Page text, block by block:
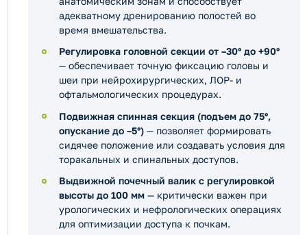
адекватному дренированию полостей во
время вмешательства.
Регулировка головной секции от –30° до +90°
— обеспечивает точную фиксацию головы и
шеи при нейрохирургических, ЛОР- и
офтальмологических процедурах.
Подвижная спинная секция (подъем до 75°,
опускание до –5°) — позволяет формировать
сидячее положение или создавать условия для
торакальных и спинальных доступов.
Выдвижной почечный валик с регулировкой
высоты до 100 мм — критически важен при
урологических и нефрологических операциях
для оптимизации доступа к почкам.